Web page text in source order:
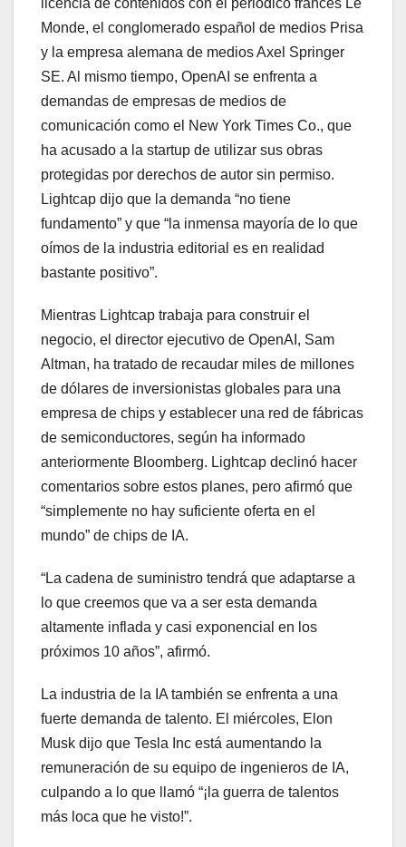
Monde, el conglomerado español de medios Prisa
y la empresa alemana de medios Axel Springer
SE. Al mismo tiempo, OpenAI se enfrenta a
demandas de empresas de medios de
comunicación como el New York Times Co., que
ha acusado a la startup de utilizar sus obras
protegidas por derechos de autor sin permiso.
Lightcap dijo que la demanda “no tiene
fundamento” y que “la inmensa mayoría de lo que
oímos de la industria editorial es en realidad
bastante positivo”.
Mientras Lightcap trabaja para construir el
negocio, el director ejecutivo de OpenAI, Sam
Altman, ha tratado de recaudar miles de millones
de dólares de inversionistas globales para una
empresa de chips y establecer una red de fábricas
de semiconductores, según ha informado
anteriormente Bloomberg. Lightcap declinó hacer
comentarios sobre estos planes, pero afirmó que
“simplemente no hay suficiente oferta en el
mundo” de chips de IA.
“La cadena de suministro tendrá que adaptarse a
lo que creemos que va a ser esta demanda
altamente inflada y casi exponencial en los
próximos 10 años”, afirmó.
La industria de la IA también se enfrenta a una
fuerte demanda de talento. El miércoles, Elon
Musk dijo que Tesla Inc está aumentando la
remuneración de su equipo de ingenieros de IA,
culpando a lo que llamó “¡la guerra de talentos
más loca que he visto!”.